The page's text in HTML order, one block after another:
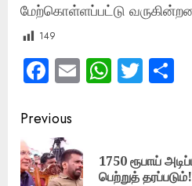
மேற்கொள்ளப்பட்டு
149
Facebook
Email
Post
navigation
Previous
1750 ரூபாய்
பெற்றுத் தரப்படும்!